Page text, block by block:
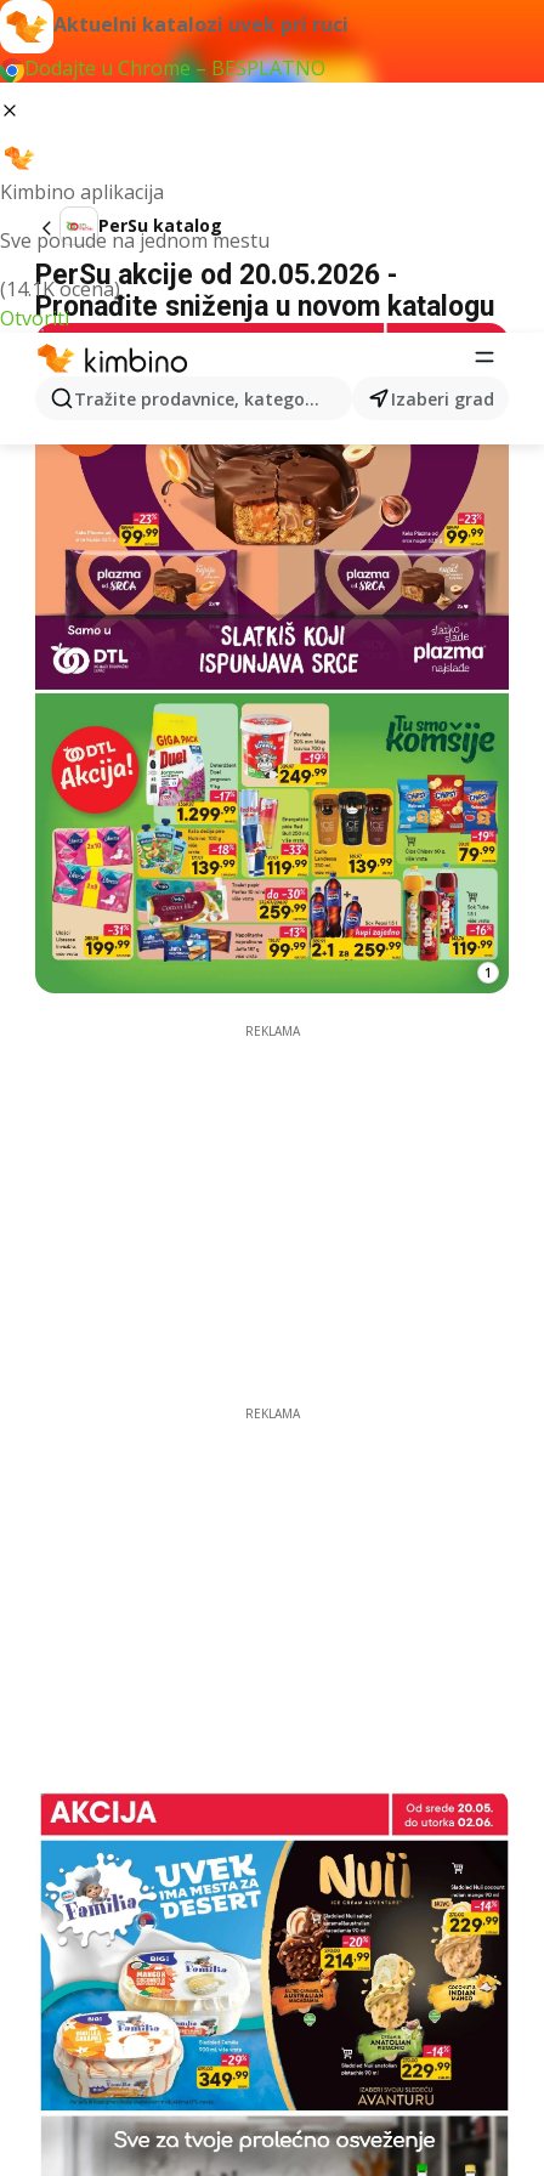
Aktuelni katalozi uvek pri ruci
Dodajte u Chrome – BESPLATNO
Kimbino aplikacija
Sve ponude na jednom mestu
(14.1K ocena)
Otvoriti
Tražite prodavnice, kategorije, proizvode...Izaberi grad
PerSu katalog
PerSu akcije od 20.05.2026 -
Pronađite sniženja u novom katalogu
1
REKLAMA
REKLAMA